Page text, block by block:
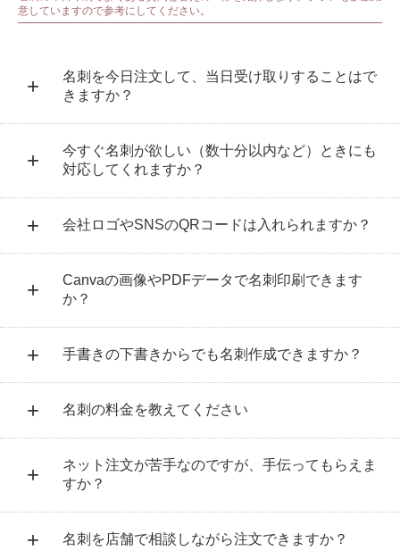
意していますので参考にしてください。
名刺を今日注文して、当日受け取りすることはで
きますか？
今すぐ名刺が欲しい（数十分以内など）ときにも
対応してくれますか？
会社ロゴやSNSのQRコードは入れられますか？
Canvaの画像やPDFデータで名刺印刷できます
か？
手書きの下書きからでも名刺作成できますか？
名刺の料金を教えてください
ネット注文が苦手なのですが、手伝ってもらえま
すか？
名刺を店舗で相談しながら注文できますか？